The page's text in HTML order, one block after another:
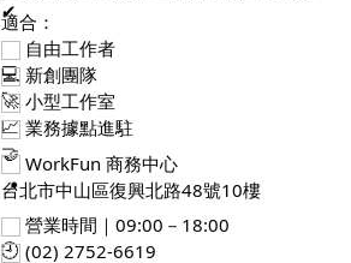
適合：
自由工作者
新創團隊
小型工作室
業務據點進駐
WorkFun 商務中心
台北市中山區復興北路48號10樓
營業時間｜09:00－18:00
(02) 2752-6619